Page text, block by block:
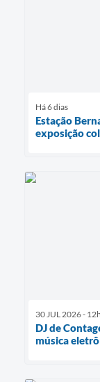
Há 6 dias
Estação
exposição
30 JUL 2026 -
DJ de
música